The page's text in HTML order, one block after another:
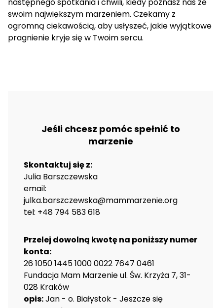
następnego spotkania i chwili, kiedy poznasz nas ze
swoim największym marzeniem. Czekamy z
ogromną ciekawością, aby usłyszeć, jakie wyjątkowe
pragnienie kryje się w Twoim sercu.
Jeśli chcesz pomóc spełnić to
marzenie
Skontaktuj się z:
Julia Barszczewska
email:
julka.barszczewska@mammarzenie.org
tel: +48 794 583 618
Przelej dowolną kwotę na poniższy numer
konta:
26 1050 1445 1000 0022 7647 0461
Fundacja Mam Marzenie ul. Św. Krzyża 7, 31-
028 Kraków
opis:Jan - o. Białystok - Jeszcze się